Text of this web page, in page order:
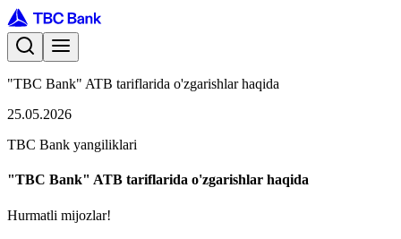
"TBC Bank" ATB tariflarida o'zgarishlar haqida
25.05.2026
TBC Bank yangiliklari
"TBC Bank" ATB tariflarida o'zgarishlar haqida
Hurmatli mijozlar!